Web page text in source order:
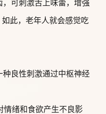
可刺激舌上味蕾，增强
此，老年人就会感觉吃
良性刺激通过中枢神经
情绪和食欲产生不良影